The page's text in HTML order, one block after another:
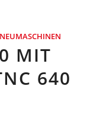
NEUMASCHINEN
MIT
640